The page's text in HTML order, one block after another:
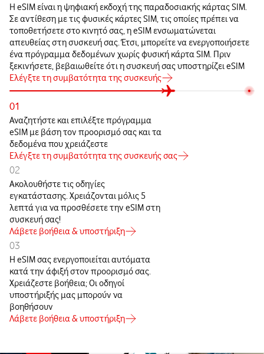
Η eSIM είναι η ψηφιακή εκδοχή της παραδοσιακής κάρτας SIM.
Σε αντίθεση με τις φυσικές κάρτες SIM, τις οποίες πρέπει να
τοποθετήσετε στο κινητό σας, η eSIM ενσωματώνεται
απευθείας στη συσκευή σας. Έτσι, μπορείτε να ενεργοποιήσετε
ένα πρόγραμμα δεδομένων χωρίς φυσική κάρτα SIM. Πριν
ξεκινήσετε, βεβαιωθείτε ότι η συσκευή σας υποστηρίζει eSIM
Ελέγξτε τη συμβατότητα της συσκευής
01
Αναζητήστε και επιλέξτε πρόγραμμα
eSIM με βάση τον προορισμό σας και τα
δεδομένα που χρειάζεστε
Ελέγξτε τη συμβατότητα της συσκευής σας
02
Ακολουθήστε τις οδηγίες
εγκατάστασης. Χρειάζονται μόλις 5
λεπτά για να προσθέσετε την eSIM στη
συσκευή σας!
Λάβετε βοήθεια & υποστήριξη
03
Η eSIM σας ενεργοποιείται αυτόματα
κατά την άφιξή στον προορισμό σας.
Χρειάζεστε βοήθεια; Οι οδηγοί
υποστήριξής μας μπορούν να
βοηθήσουν
Λάβετε βοήθεια & υποστήριξη